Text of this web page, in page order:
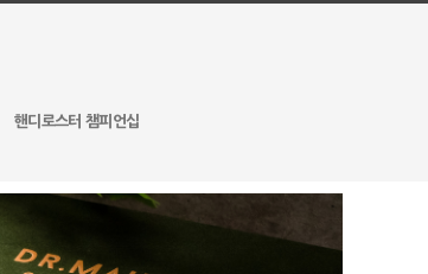
핸디로스터 챔피언십